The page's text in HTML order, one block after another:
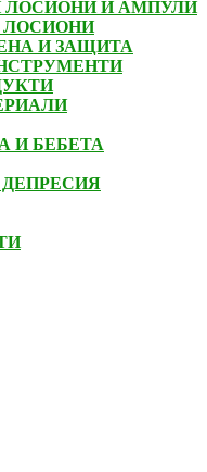
ЛОСИОНИ И АМПУЛИ
ЛОСИОНИ
И ЗАЩИТА
И БЕБЕТА
ДЕПРЕСИЯ